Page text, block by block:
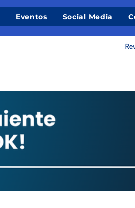
Eventos Social Media